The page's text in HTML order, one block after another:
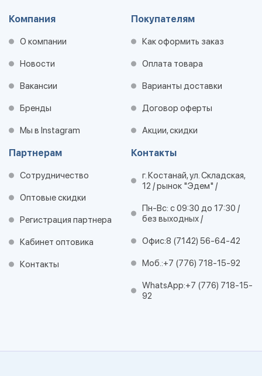
Компания
О компании
Новости
Вакансии
Бренды
Мы в Instagram
Покупателям
Как оформить заказ
Оплата товара
Варианты доставки
Договор оферты
Акции, скидки
Партнерам
Сотрудничество
Оптовые скидки
Регистрация партнера
Кабинет оптовика
Контакты
Контакты
г. Костанай, ул. Складская,
12 / рынок "Эдем" /
Пн-Вс: с 09:30 до 17:30 /
без выходных /
Офис:8 (7142) 56-64-42
Моб.:+7 (776) 718-15-92
WhatsApp:+7 (776) 718-15-
92